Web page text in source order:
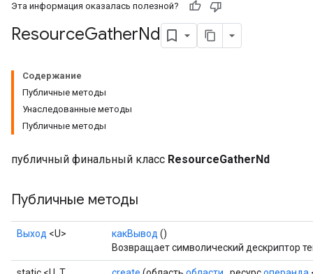
Эта информация оказалась полезной?
ResourceGatherNd
Содержание
Публичные методы
Унаследованные методы
Публичные методы
публичный финальный класс ResourceGatherNd
Публичные методы
Выход <U> какВывод ()
Возвращает символический дескриптор